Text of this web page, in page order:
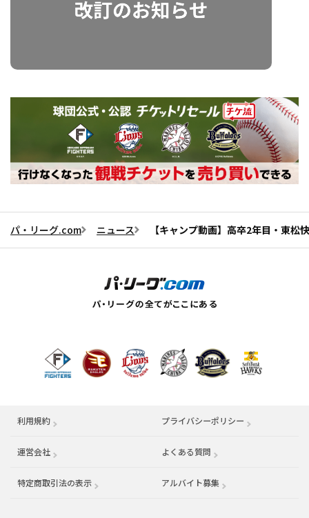
パ・リーグ.com ニュース 【キャンプ動画】高卒2年目・東
利用規約 プライバシーポリシー
運営会社 （別ウィンドウで開く） よくある質問
特定商取引法の表示 アルバイト募集 （別ウィンドウで開く